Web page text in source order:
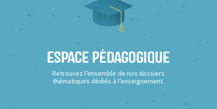
Espace Pédagogique
Retrouvez l’ensemble de nos dossiers
thématiques dédiés à l’enseignement.